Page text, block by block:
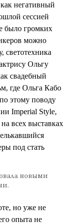
негативный
сессией
было громких
можно
светотехника
Ольгу
свадебный
где Ольга Кабо
этому поводу
Imperial Style,
всех выставках
под стать
новыми
но уже не
опыта не